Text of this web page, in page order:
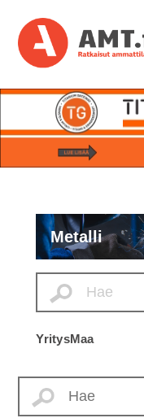
Metalli
YritysMaa